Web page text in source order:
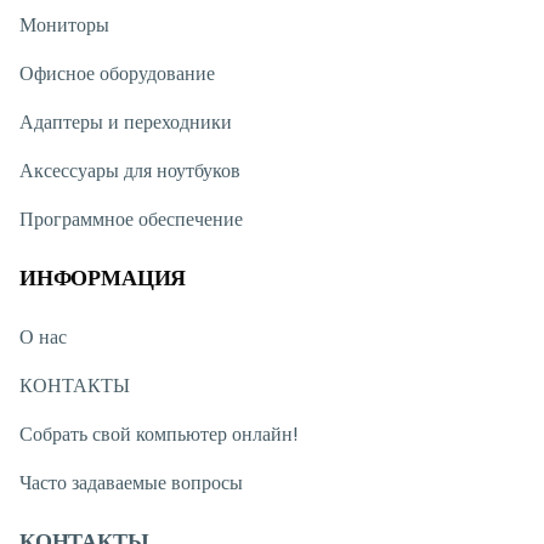
Мониторы
Офисное оборудование
Адаптеры и переходники
Аксессуары для ноутбуков
Программное обеспечение
ИНФОРМАЦИЯ
О нас
КОНТАКТЫ
Собрать свой компьютер онлайн!
Часто задаваемые вопросы